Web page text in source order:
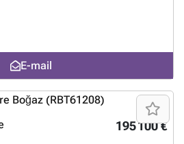
met en-suite badkamers en terrassen.
internetinfrastructuur,
en een centraal satellietsysteem. ECN-
E-mail
195 100 €